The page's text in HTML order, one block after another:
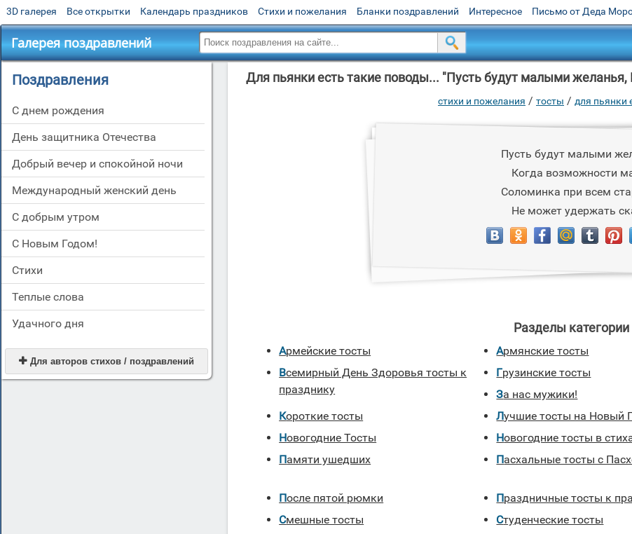
3D галерея Все открытки Календарь праздников Стихи и пожелания Бланки поздравлений Интересное Письмо от Деда
Галерея поздравлений
Поздравления
C днем рождения
День защитника Отечества
Добрый вечер и спокойной ночи
Международный женский день
С добрым утром
С Новым Годом!
Стихи
Теплые слова
Удачного дня
 Для авторов стихов / поздравлений
Для пьянки есть такие поводы... "Пусть будут малыми
стихи и пожелания / тосты / для пьянки
Пусть будут малыми
Когда возможности
Соломинка при всем
Не может удержать
Разделы
Армейские тосты Армянские тосты
Всемирный День Здоровья тосты к
празднику
Грузинские тосты
За нас мужики!
Короткие тосты
Лучшие тосты на Новый
Новогодние Тосты
Новогодние тосты в
Памяти ушедших
Пасхальные тосты с
После пятой рюмки
Праздничные тосты к
Смешные тосты
Студенческие тосты